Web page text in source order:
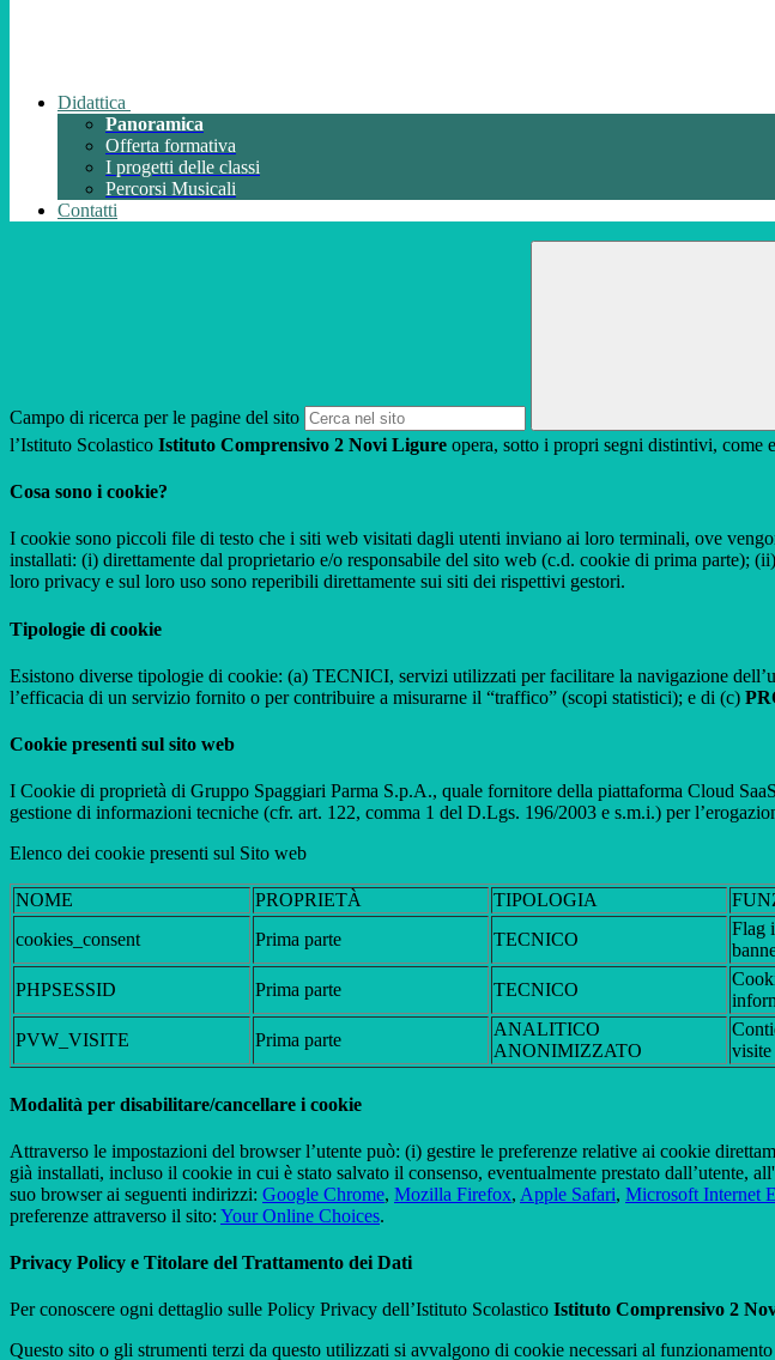
Didattica
Panoramica
Offerta formativa
I progetti delle classi
Percorsi Musicali
Contatti
Campo di ricerca per le pagine del sito
l’Istituto Scolastico Istituto Comprensivo 2 Novi Ligure opera, sotto i propri segni distintivi, come
Cosa sono i cookie?
I cookie sono piccoli file di testo che i siti web visitati dagli utenti inviano ai loro terminali, ove
installati: (i) direttamente dal proprietario e/o responsabile del sito web (c.d. cookie di prima parte);
loro privacy e sul loro uso sono reperibili direttamente sui siti dei rispettivi gestori.
Tipologie di cookie
Esistono diverse tipologie di cookie: (a) TECNICI, servizi utilizzati per facilitare la navigazione
l’efficacia di un servizio fornito o per contribuire a misurarne il “traffico” (scopi statistici); e di (c)
Cookie presenti sul sito web
I Cookie di proprietà di Gruppo Spaggiari Parma S.p.A., quale fornitore della piattaforma Cloud
gestione di informazioni tecniche (cfr. art. 122, comma 1 del D.Lgs. 196/2003 e s.m.i.) per
Elenco dei cookie presenti sul Sito web
NOME PROPRIETÀ TIPOLOGIA
cookies_consent
Prima parte TECNICO
Flag
PHPSESSID Prima parte TECNICO
PVW_VISITE Prima parte
ANALITICO
ANONIMIZZATO
Modalità per disabilitare/cancellare i cookie
Attraverso le impostazioni del browser l’utente può: (i) gestire le preferenze relative ai cookie
già installati, incluso il cookie in cui è stato salvato il consenso, eventualmente prestato dall’utente,
suo browser ai seguenti indirizzi: Google Chrome, Mozilla Firefox, Apple Safari, Microsoft Internet
preferenze attraverso il sito: Your Online Choices.
Privacy Policy e Titolare del Trattamento dei Dati
Per conoscere ogni dettaglio sulle Policy Privacy dell’Istituto Scolastico Istituto Comprensivo 2
Questo sito o gli strumenti terzi da questo utilizzati si avvalgono di cookie necessari al